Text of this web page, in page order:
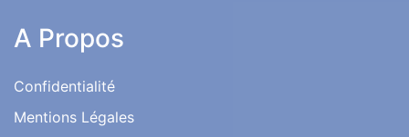
A Propos
Confidentialité
Mentions Légales